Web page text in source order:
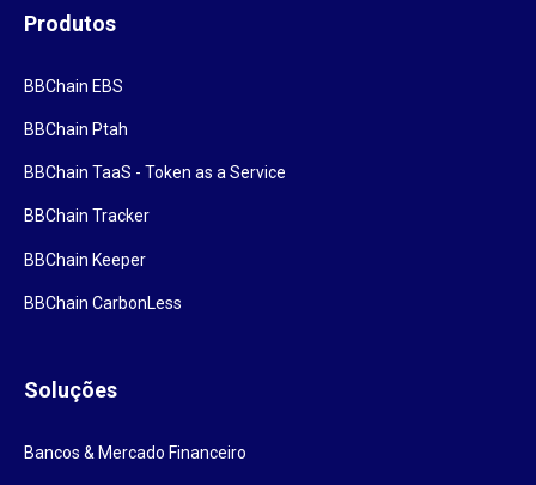
Produtos
BBChain EBS
BBChain Ptah
BBChain TaaS - Token as a Service
BBChain Tracker
BBChain Keeper
BBChain CarbonLess
Soluções
Bancos & Mercado Financeiro